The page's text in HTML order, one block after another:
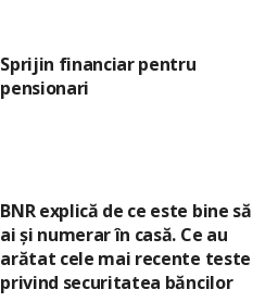
Sprijin financiar pentru
pensionari
BNR explică de ce este bine să
ai și numerar în casă. Ce au
arătat cele mai recente teste
privind securitatea băncilor